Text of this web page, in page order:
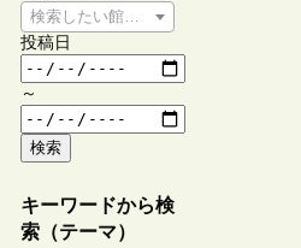
検索したい館種を選択してください
投稿日
～
検索
キーワードから検
索（テーマ）